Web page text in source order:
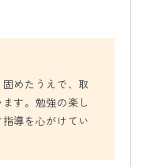
めたうえで、取
す。勉強の楽し
導を心がけてい